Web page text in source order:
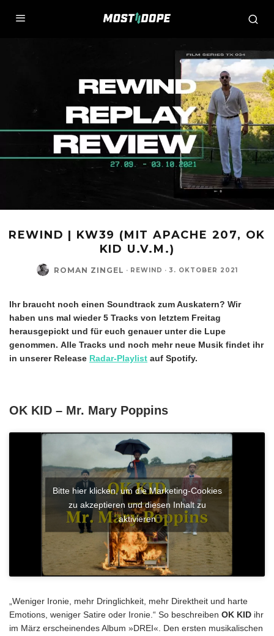
REWIND | KW39 (MIT APACHE 207, OK
KID U.V.M.)
ROMAN ZINGEL · REWIND · 3. OKTOBER 2021
Ihr braucht noch einen Soundtrack zum Auskatern? Wir
haben uns mal wieder 5 Tracks von letztem Freitag
herausgepickt und für euch genauer unter die Lupe
genommen. Alle Tracks und noch mehr neue Musik findet ihr
in unserer Release Radar-Playlist auf Spotify.
OK KID – Mr. Mary Poppins
Bitte hier klicken, um die Marketing-Cookies
zu akzeptieren und diesen Inhalt zu
aktivieren
„Weniger Ironie, mehr Dringlichkeit, mehr Direktheit und harte
Emotions, weniger Satire oder Ironie.“ So beschreiben OK KID ihr
im März erscheinendes Album »DREI«. Den ersten musikalischen